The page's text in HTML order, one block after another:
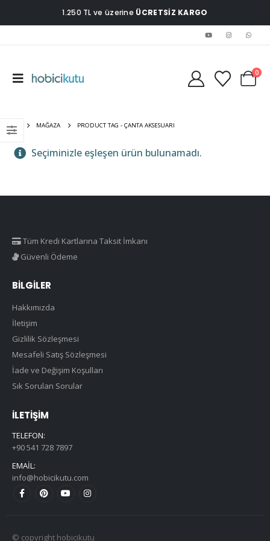
1.250 TL ve üzerine ÜCRETSİZ KARGO
0
EV MAĞAZA PRODUCT TAG - ÇANTA AKSESUARI
Seçiminizle eşleşen ürün bulunamadı.
Tüm Kredi Kartlarına Taksit İmkanı
Güvenli Ödeme
BILGILER
Hakkımızda
İletişim
Gizlilik Sözleşmesi
Mesafeli Satış Sözleşmesi
İade ve Değişim Koşulları
Sık Sorulan Sorular
İLETIŞIM
TELEFON:
+90 541 728 7897
EMAIL:
info@hobicikutu.com
© copyright hobicikutu